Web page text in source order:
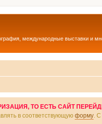
международные выставки и
ТО ЕСТЬ САЙТ
в соответствующую форму .